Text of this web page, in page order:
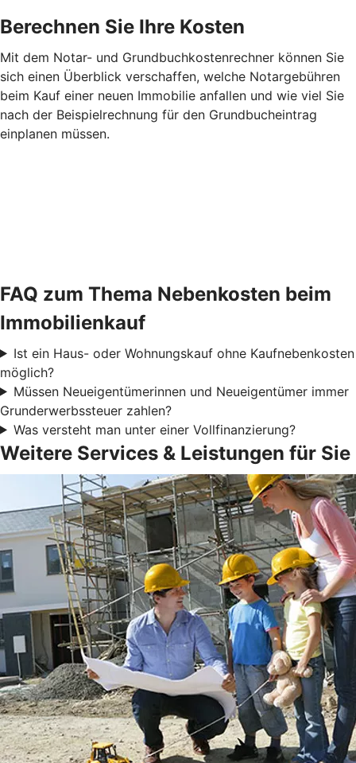
Berechnen Sie Ihre Kosten
Mit dem Notar- und Grundbuchkostenrechner können Sie
sich einen Überblick verschaffen, welche Notargebühren
beim Kauf einer neuen Immobilie anfallen und wie viel Sie
nach der Beispielrechnung für den Grundbucheintrag
einplanen müssen.
FAQ zum Thema Nebenkosten beim
Immobilienkauf
Ist ein Haus- oder Wohnungskauf ohne Kaufnebenkosten
möglich?
Müssen Neueigentümerinnen und Neueigentümer immer
Grunderwerbssteuer zahlen?
Was versteht man unter einer Vollfinanzierung?
Weitere Services & Leistungen für Sie